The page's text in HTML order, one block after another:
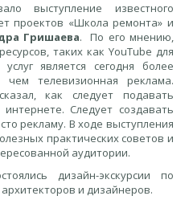
выступление известного
проектов «Школа ремонта» и
Гришаева. По его мнению,
таких как YouTube для
является сегодня более
чем телевизионная реклама.
как следует подавать
Следует создавать
рекламу. В ходе выступления
практических советов и
аудитории.
дизайн-экскурсии по
и дизайнеров.